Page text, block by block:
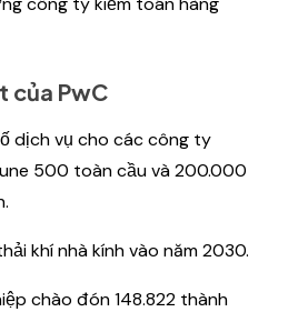
của PwC
dịch vụ cho các công ty
500 toàn cầu và 200.000
khí nhà kính vào năm 2030.
chào đón 148.822 thành